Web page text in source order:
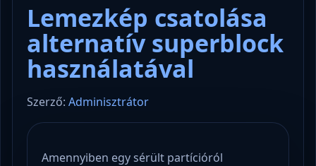
Lemezkép csatolása
alternatív superblock
használatával
Szerző: Adminisztrátor
Amennyiben egy sérült partícióról